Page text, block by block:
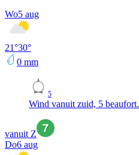
Wo5 aug
21°30°
0 mm
5
Wind vanuit zuid, 5 beaufort.
vanuit Z
Do6 aug